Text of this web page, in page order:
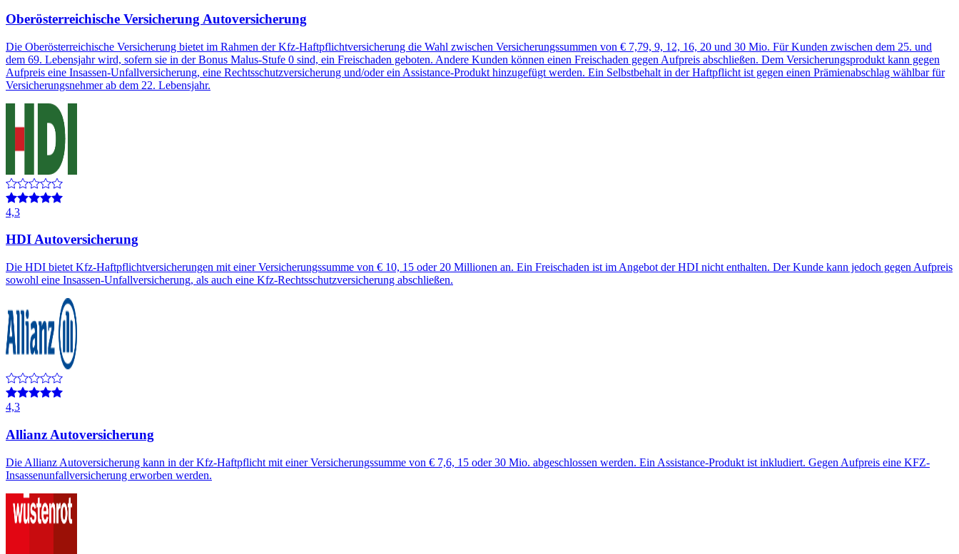
Oberösterreichische Versicherung Autoversicherung
Die Oberösterreichische Versicherung bietet im Rahmen der Kfz-Haftpflichtversicherung die Wahl zwischen Versicherungssummen von € 7,79, 9, 12, 16, 20 und 30 Mio. Für Kunden zwischen dem 25. und
dem 69. Lebensjahr wird, sofern sie in der Bonus Malus-Stufe 0 sind, ein Freischaden geboten. Andere Kunden können einen Freischaden gegen Aufpreis abschließen. Dem Versicherungsprodukt kann gegen
Aufpreis eine Insassen-Unfallversicherung, eine Rechtsschutzversicherung und/oder ein Assistance-Produkt hinzugefügt werden. Ein Selbstbehalt in der Haftpflicht ist gegen einen Prämienabschlag wählbar für
Versicherungsnehmer ab dem 22. Lebensjahr.
4,3
HDI Autoversicherung
Die HDI bietet Kfz-Haftpflichtversicherungen mit einer Versicherungssumme von € 10, 15 oder 20 Millionen an. Ein Freischaden ist im Angebot der HDI nicht enthalten. Der Kunde kann jedoch gegen Aufpreis
sowohl eine Insassen-Unfallversicherung, als auch eine Kfz-Rechtsschutzversicherung abschließen.
4,3
Allianz Autoversicherung
Die Allianz Autoversicherung kann in der Kfz-Haftpflicht mit einer Versicherungssumme von € 7,6, 15 oder 30 Mio. abgeschlossen werden. Ein Assistance-Produkt ist inkludiert. Gegen Aufpreis eine KFZ-
Insassenunfallversicherung erworben werden.